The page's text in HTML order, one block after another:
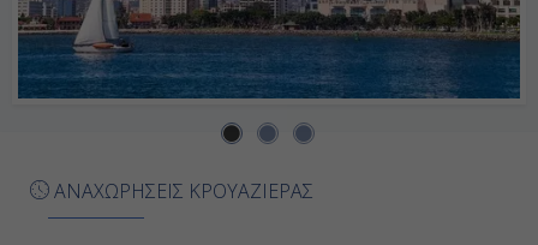
ΑΝΑΧΩΡΗΣΕΙΣ ΚΡΟΥΑΖΙΕΡΑΣ